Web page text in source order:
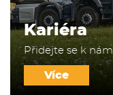
Kariéra
Přidejte se k nám
Více